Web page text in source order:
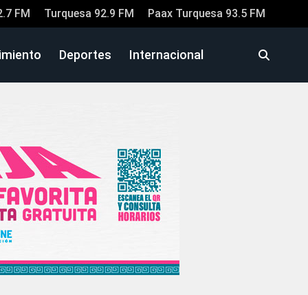
FM Turquesa 92.9 FM Paax Turquesa 93.5 FM
Deportes Internacional